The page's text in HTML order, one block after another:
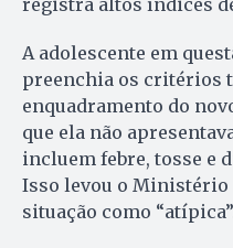
registra altos índices
A adolescente em
preenchia os critérios
enquadramento do
que ela não
incluem febre, tosse e
Isso levou o Ministério
situação como